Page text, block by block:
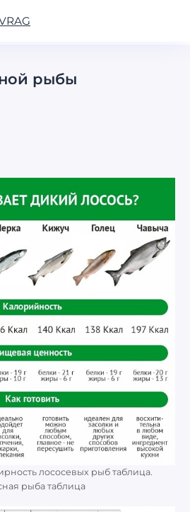
рыбы
лососевых рыб таблица.
рыба таблица